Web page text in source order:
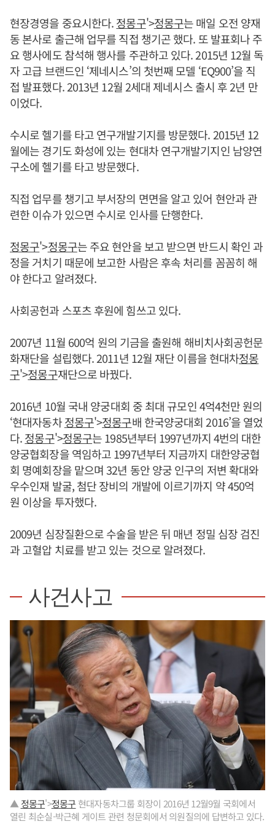
현장경영을 중요시한다.정몽구'>정몽구는 매일 오전 양재
동 본사로 출근해 업무를 직접 챙기곤 했다. 또 발표회나 주
요 행사에도 참석해 행사를 주관하고 있다. 2015년 12월 독
자 고급 브랜드인 ‘제네시스’의 첫번째 모델 ‘EQ900’을 직
접 발표했다. 2013년 12월 2세대 제네시스 출시 후 2년 만
이었다.
수시로 헬기를 타고 연구개발기지를 방문했다. 2015년 12
월에는 경기도 화성에 있는 현대차 연구개발기지인 남양연
구소에 헬기를 타고 방문했다.
직접 업무를 챙기고 부서장의 면면을 알고 있어 현안과 관
련한 이슈가 있으면 수시로 인사를 단행한다.
정몽구'>정몽구는 주요 현안을 보고 받으면 반드시 확인 과
정을 거치기 때문에 보고한 사람은 후속 처리를 꼼꼼히 해
야 한다고 알려졌다.
사회공헌과 스포츠 후원에 힘쓰고 있다.
2007년 11월 600억 원의 기금을 출원해 해비치사회공헌문
화재단을 설립했다. 2011년 12월 재단 이름을 현대차정몽
구'>정몽구재단으로 바꿨다.
2016년 10월 국내 양궁대회 중 최대 규모인 4억4천만 원의
‘현대자동차정몽구'>정몽구배 한국양궁대회 2016’을 열었
다.정몽구'>정몽구는 1985년부터 1997년까지 4번의 대한
양궁협회장을 역임하고 1997년부터 지금까지 대한양궁협
회 명예회장을 맡으며 32년 동안 양궁 인구의 저변 확대와
우수인재 발굴, 첨단 장비의 개발에 이르기까지 약 450억
원 이상을 투자했다.
2009년 심장질환으로 수술을 받은 뒤 매년 정밀 심장 검진
과 고혈압 치료를 받고 있는 것으로 알려졌다.
사건사고
▲ 정몽구'>정몽구 현대자동차그룹 회장이 2016년 12월9월 국회에서
열린 최순실-박근혜 게이트 관련 청문회에서 의원질의에 답변하고 있다.